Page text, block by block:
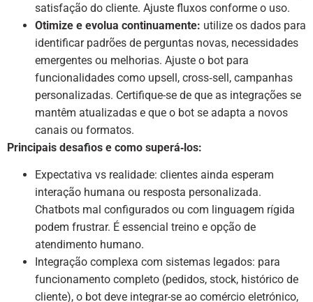
satisfação do cliente. Ajuste fluxos conforme o uso.
Otimize e evolua continuamente: utilize os dados para
identificar padrões de perguntas novas, necessidades
emergentes ou melhorias. Ajuste o bot para
funcionalidades como upsell, cross‑sell, campanhas
personalizadas. Certifique-se de que as integrações se
mantêm atualizadas e que o bot se adapta a novos
canais ou formatos.
Principais desafios e como superá‑los:
Expectativa vs realidade: clientes ainda esperam
interação humana ou resposta personalizada.
Chatbots mal configurados ou com linguagem rígida
podem frustrar. É essencial treino e opção de
atendimento humano.
Integração complexa com sistemas legados: para
funcionamento completo (pedidos, stock, histórico de
cliente), o bot deve integrar-se ao comércio eletrónico,